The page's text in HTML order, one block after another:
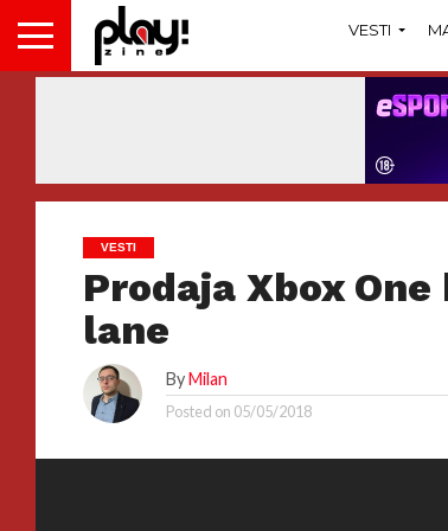
VESTI
VESTI
Prodaja Xbox
lane
By Milan
Posted on 05/05/2018